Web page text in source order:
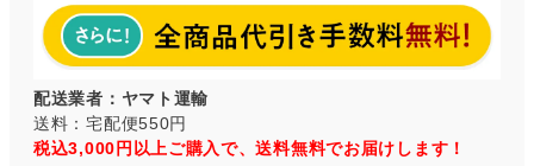
配送業者：ヤマト運輸
送料：宅配便550円
税込3,000円以上ご購入で、送料無料でお届けします！